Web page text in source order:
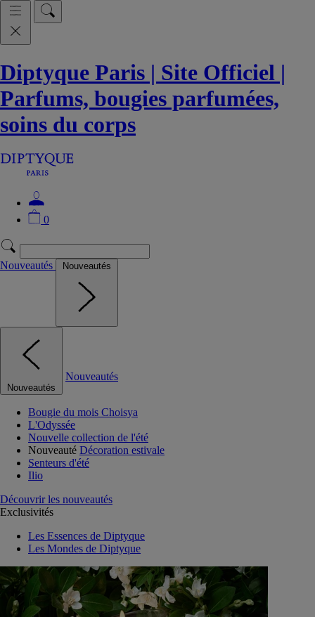
Diptyque Paris | Site Officiel |
Parfums, bougies parfumées,
soins du corps
0
Nouveautés Nouveautés
Nouveautés
Nouveautés
Bougie du mois Choisya
L'Odyssée
Nouvelle collection de l'été
Nouveauté Décoration estivale
Senteurs d'été
Ilio
Découvrir les nouveautés
Exclusivités
Les Essences de Diptyque
Les Mondes de Diptyque